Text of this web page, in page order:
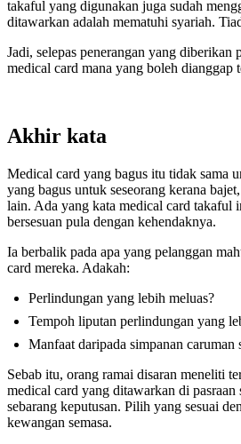
takaful yang digunakan juga sudah
ditawarkan adalah mematuhi syariah.
Jadi, selepas penerangan yang diberikan
medical card mana yang boleh dianggap
Akhir kata
Medical card yang bagus itu tidak sama
yang bagus untuk seseorang kerana
lain. Ada yang kata medical card takaful
bersesuan pula dengan kehendaknya.
Ia berbalik pada apa yang pelanggan
card mereka. Adakah:
Perlindungan yang lebih meluas?
Tempoh liputan perlindungan yang
Manfaat daripada simpanan caruman
Sebab itu, orang ramai disaran meneliti
medical card yang ditawarkan di pasraan
sebarang keputusan. Pilih yang sesuai
kewangan semasa.